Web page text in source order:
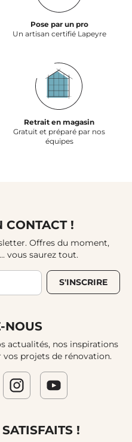
Pose par un pro
Un artisan certifié Lapeyre
Retrait en magasin
Gratuit et préparé par nos
équipes
CONTACT !
Offres du moment,
vous saurez tout.
S'INSCRIRE
NOUS
actualités, nos inspirations
projets de rénovation.
!